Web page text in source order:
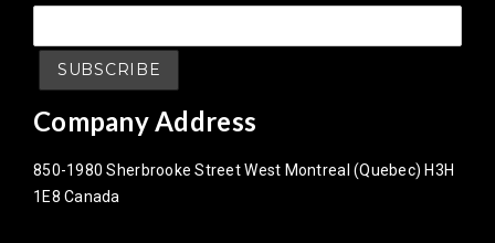
Company Address
850-1980 Sherbrooke Street West Montreal (Quebec) H3H
1E8 Canada